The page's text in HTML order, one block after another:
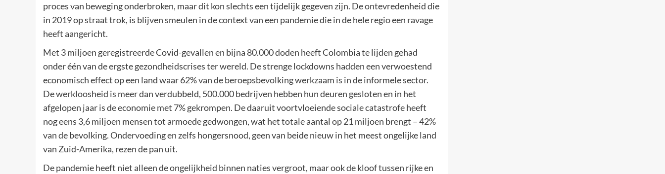
proces van beweging onderbroken, maar dit kon slechts een tijdelijk gegeven zijn. De ontevredenheid die
in 2019 op straat trok, is blijven smeulen in de context van een pandemie die in de hele regio een ravage
heeft aangericht.
Met 3 miljoen geregistreerde Covid-gevallen en bijna 80.000 doden heeft Colombia te lijden gehad
onder één van de ergste gezondheidscrises ter wereld. De strenge lockdowns hadden een verwoestend
economisch effect op een land waar 62% van de beroepsbevolking werkzaam is in de informele sector.
De werkloosheid is meer dan verdubbeld, 500.000 bedrijven hebben hun deuren gesloten en in het
afgelopen jaar is de economie met 7% gekrompen. De daaruit voortvloeiende sociale catastrofe heeft
nog eens 3,6 miljoen mensen tot armoede gedwongen, wat het totale aantal op 21 miljoen brengt – 42%
van de bevolking. Ondervoeding en zelfs hongersnood, geen van beide nieuw in het meest ongelijke land
van Zuid-Amerika, rezen de pan uit.
De pandemie heeft niet alleen de ongelijkheid binnen naties vergroot, maar ook de kloof tussen rijke en